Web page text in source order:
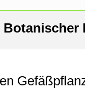
Botanischer